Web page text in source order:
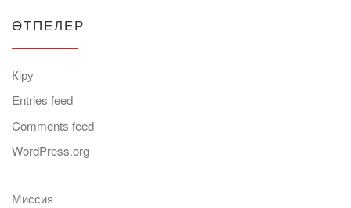
ӨТПЕЛЕР
Кіру
Entries feed
Comments feed
WordPress.org
Миссия